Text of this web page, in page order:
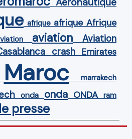
afrique afrique Afrique
aviation Aviation
crash Emirates
Maroc marrakech
onda onda ONDA ram
presse